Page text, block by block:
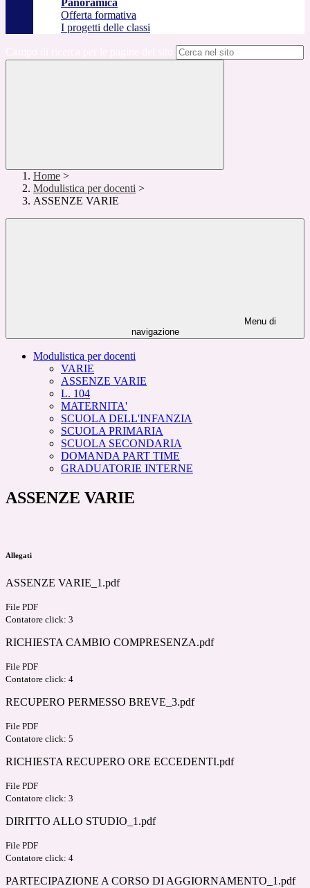
Panoramica
Offerta formativa
I progetti delle classi
Home >
Modulistica per docenti >
ASSENZE VARIE
Menu di
navigazione
Modulistica per docenti
VARIE
ASSENZE VARIE
L. 104
MATERNITA'
SCUOLA DELL'INFANZIA
SCUOLA PRIMARIA
SCUOLA SECONDARIA
DOMANDA PART TIME
GRADUATORIE INTERNE
ASSENZE VARIE
Allegati
ASSENZE VARIE_1.pdf
File PDF
Contatore click: 3
RICHIESTA CAMBIO COMPRESENZA.pdf
File PDF
Contatore click: 4
RECUPERO PERMESSO BREVE_3.pdf
File PDF
Contatore click: 5
RICHIESTA RECUPERO ORE ECCEDENTI.pdf
File PDF
Contatore click: 3
DIRITTO ALLO STUDIO_1.pdf
File PDF
Contatore click: 4
PARTECIPAZIONE A CORSO DI AGGIORNAMENTO_1.pdf